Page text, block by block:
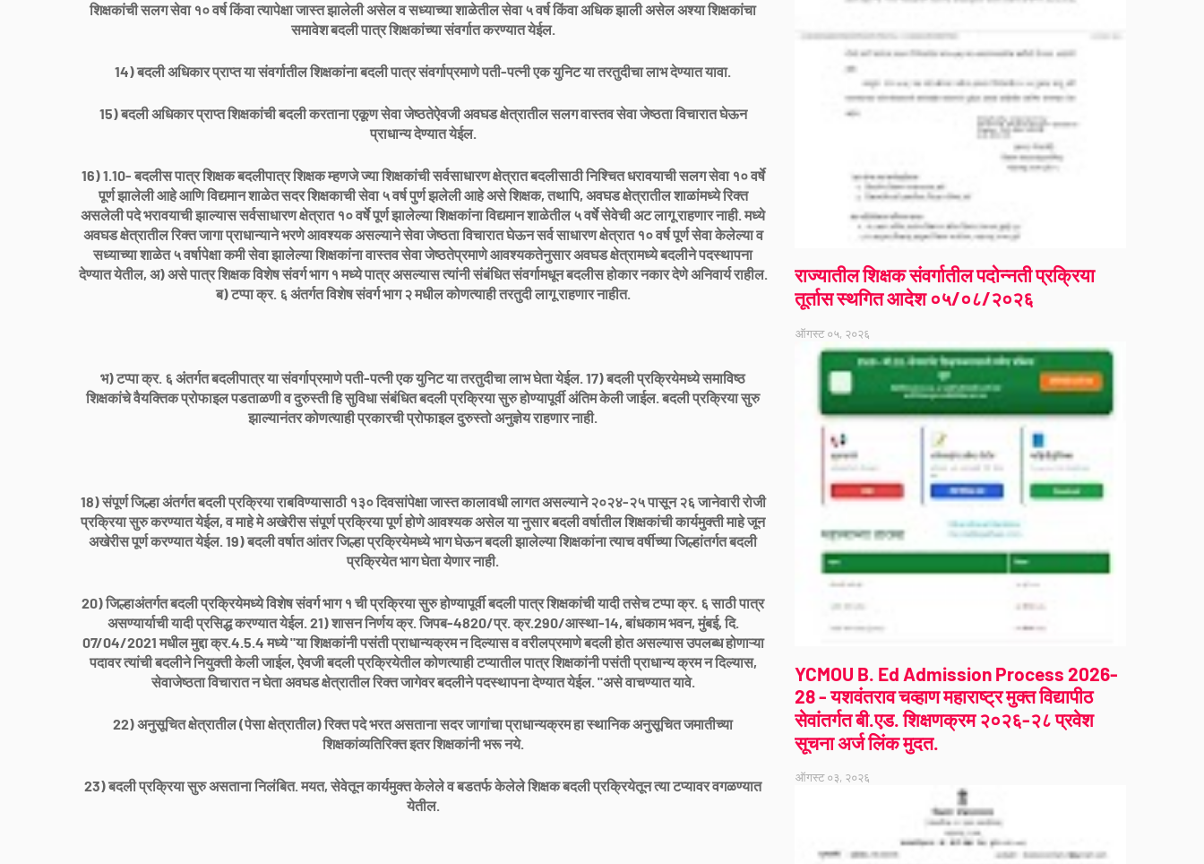
शिक्षकांची सलग सेवा १० वर्ष किंवा त्यापेक्षा जास्त झालेली असेल व सध्याच्या शाळेतील सेवा ५ वर्ष किंवा अधिक झाली असेल अश्या शिक्षकांचा
समावेश बदली पात्र शिक्षकांच्या संवर्गात करण्यात येईल.
14) बदली अधिकार प्राप्त या संवर्गातील शिक्षकांना बदली पात्र संवर्गाप्रमाणे पती-पत्नी एक युनिट या तरतुदीचा लाभ देण्यात यावा.
15) बदली अधिकार प्राप्त शिक्षकांची बदली करताना एकूण सेवा जेष्ठतेऐवजी अवघड क्षेत्रातील सलग वास्तव सेवा जेष्ठता विचारात घेऊन
प्राधान्य देण्यात येईल.
16) 1.10- बदलीस पात्र शिक्षक बदलीपात्र शिक्षक म्हणजे ज्या शिक्षकांची सर्वसाधारण क्षेत्रात बदलीसाठी निश्चित धरावयाची सलग सेवा १० वर्षे
पूर्ण झालेली आहे आणि विद्यमान शाळेत सदर शिक्षकाची सेवा ५ वर्ष पुर्ण झलेली आहे असे शिक्षक, तथापि, अवघड क्षेत्रातील शाळांमध्ये रिक्त
असलेली पदे भरावयाची झाल्यास सर्वसाधारण क्षेत्रात १० वर्षे पूर्ण झालेल्या शिक्षकांना विद्यमान शाळेतील ५ वर्षे सेवेची अट लागू राहणार नाही. मध्ये
अवघड क्षेत्रातील रिक्त जागा प्राधान्याने भरणे आवश्यक असल्याने सेवा जेष्ठता विचारात घेऊन सर्व साधारण क्षेत्रात १० वर्ष पूर्ण सेवा केलेल्या व
सध्याच्या शाळेत ५ वर्षापेक्षा कमी सेवा झालेल्या शिक्षकांना वास्तव सेवा जेष्ठतेप्रमाणे आवश्यकतेनुसार अवघड क्षेत्रामध्ये बदलीने पदस्थापना
देण्यात येतील, अ) असे पात्र शिक्षक विशेष संवर्ग भाग १ मध्ये पात्र असल्यास त्यांनी संबंधित संवर्गामधून बदलीस होकार नकार देणे अनिवार्य राहील.
ब) टप्पा क्र. ६ अंतर्गत विशेष संवर्ग भाग २ मधील कोणत्याही तरतुदी लागू राहणार नाहीत.
भ) टप्पा क्र. ६ अंतर्गत बदलीपात्र या संवर्गाप्रमाणे पती-पत्नी एक युनिट या तरतुदीचा लाभ घेता येईल. 17) बदली प्रक्रियेमध्ये समाविष्ठ
शिक्षकांचे वैयक्तिक प्रोफाइल पडताळणी व दुरुस्ती हि सुविधा संबंधित बदली प्रक्रिया सुरु होण्यापूर्वी अंतिम केली जाईल. बदली प्रक्रिया सुरु
झाल्यानंतर कोणत्याही प्रकारची प्रोफाइल दुरुस्तो अनुज्ञेय राहणार नाही.
18) संपूर्ण जिल्हा अंतर्गत बदली प्रक्रिया राबविण्यासाठी १३० दिवसांपेक्षा जास्त कालावधी लागत असल्याने २०२४-२५ पासून २६ जानेवारी रोजी
प्रक्रिया सुरु करण्यात येईल, व माहे मे अखेरीस संपूर्ण प्रक्रिया पूर्ण होणे आवश्यक असेल या नुसार बदली वर्षातील शिक्षकांची कार्यमुक्ती माहे जून
अखेरीस पूर्ण करण्यात येईल. 19) बदली वर्षात आंतर जिल्हा प्रक्रियेमध्ये भाग घेऊन बदली झालेल्या शिक्षकांना त्याच वर्षीच्या जिल्हांतर्गत बदली
प्रक्रियेत भाग घेता येणार नाही.
20) जिल्हाअंतर्गत बदली प्रक्रियेमध्ये विशेष संवर्ग भाग १ ची प्रक्रिया सुरु होण्यापूर्वी बदली पात्र शिक्षकांची यादी तसेच टप्पा क्र. ६ साठी पात्र
असण्यार्याची यादी प्रसिद्ध करण्यात येईल. 21) शासन निर्णय क्र. जिपब-4820/प्र. क्र.290/आस्था-14, बांधकाम भवन, मुंबई, दि.
07/04/2021 मधील मुद्दा क्र.4.5.4 मध्ये "या शिक्षकांनी पसंती प्राधान्यक्रम न दिल्यास व वरीलप्रमाणे बदली होत असल्यास उपलब्ध होणाऱ्या
पदावर त्यांची बदलीने नियुक्ती केली जाईल, ऐवजी बदली प्रक्रियेतील कोणत्याही टप्यातील पात्र शिक्षकांनी पसंती प्राधान्य क्रम न दिल्यास,
सेवाजेष्ठता विचारात न घेता अवघड क्षेत्रातील रिक्त जागेवर बदलीने पदस्थापना देण्यात येईल. "असे वाचण्यात यावे.
22) अनुसूचित क्षेत्रातील (पेसा क्षेत्रातील) रिक्त पदे भरत असताना सदर जागांचा प्राधान्यक्रम हा स्थानिक अनुसूचित जमातीच्या
शिक्षकांव्यतिरिक्त इतर शिक्षकांनी भरू नये.
23) बदली प्रक्रिया सुरु असताना निलंबित. मयत, सेवेतून कार्यमुक्त केलेले व बडतर्फ केलेले शिक्षक बदली प्रक्रियेतून त्या टप्यावर वगळण्यात
येतील.
राज्यातील शिक्षक संवर्गातील पदोन्नती प्रक्रिया
तूर्तास स्थगित आदेश ०५/०८/२०२६
ऑगस्ट ०५, २०२६
YCMOU B. Ed Admission Process 2026-
28 - यशवंतराव चव्हाण महाराष्ट्र मुक्त विद्यापीठ
सेवांतर्गत बी.एड. शिक्षणक्रम २०२६-२८ प्रवेश
सूचना अर्ज लिंक मुदत.
ऑगस्ट ०३, २०२६